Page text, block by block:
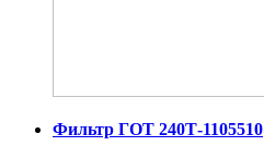
Фильтр ГОТ 240Т-1105510